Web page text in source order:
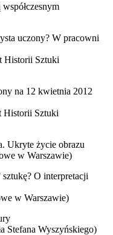
uczony? W pracowni
Historii Sztuki
na 12 kwietnia 2012
Historii Sztuki
Ukryte życie obrazu
w Warszawie)
O interpretacji
w Warszawie)
Stefana Wyszyńskiego)